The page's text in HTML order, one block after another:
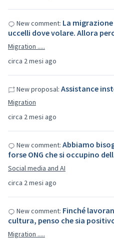
circa 2 mesi ago
New comment: La
uccelli dove volare. Allora
Migration .....
circa 2 mesi ago
New proposal: Assistance
Migration
circa 2 mesi ago
New comment: Abbiamo
forse ONG che si occupino
Social media and AI
New comment: Finché
cultura, penso che sia
Migration .....